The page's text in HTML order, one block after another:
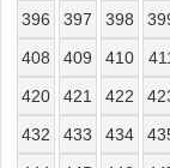
396
397 398
408
409 410
420
421 422
432
433 434